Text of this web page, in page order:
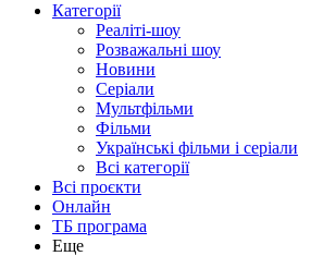
Категорії
Реаліті-шоу
Розважальні шоу
Новини
Серіали
Мультфільми
Фільми
Українські фільми і серіали
Всі категорії
Всі проєкти
Онлайн
ТБ програма
Еще